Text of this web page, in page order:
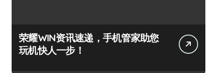
荣耀WIN资讯速递，手机管家助您
玩机快人一步！